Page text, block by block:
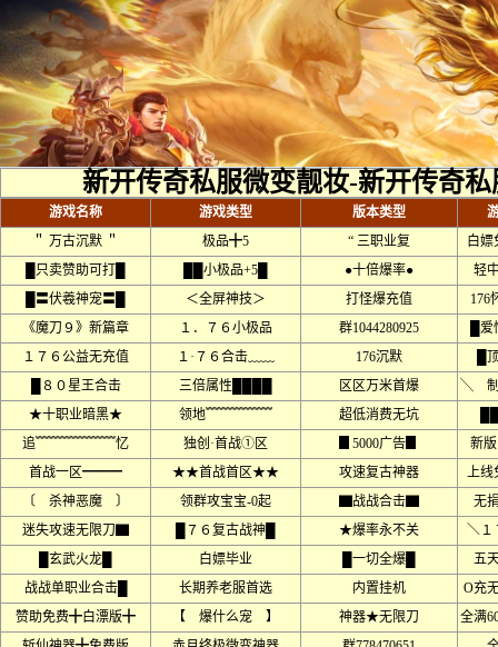
新开传奇私服微变靓妆-新开传奇
游戏名称 游戏类型 版本类型
＂ 万古沉默 ＂
极品╋5 “ 三职业复
白嫖
█只卖赞助可打█
██小极品+5█ ●十倍爆率●
轻
█〓伏羲神宠〓█
＜全屏神技＞ 打怪爆充值
176
《魔刀９》新篇章
１．７６小极品 群1044280925
█
１７６公益无充值
１·７６合击﹏﹏ 176沉默
█
█８０星王合击
三倍属性████ 区区万米首爆
╲
★十职业暗黑★
领地﹌﹌﹌﹌﹌ 超低消费无坑
追﹌﹌﹌﹌﹌﹌忆
独创·首战①区 ▊5000广告▊
新
首战一区━━━
★★首战首区★★ 攻速复古神器
上线
〔 杀神恶魔 〕
领群攻宝宝-0起 ▇战战合击▇
无
迷失攻速无限刀▇
█７６复古战神█ ★爆率永不关
＼１
█玄武火龙█
白嫖毕业 █一切全爆█
五
战战单职业合击█
长期养老服首选 内置挂机
O充
赞助免费╋白漂版╋
【 爆什么宠 】 神器★无限刀
全满